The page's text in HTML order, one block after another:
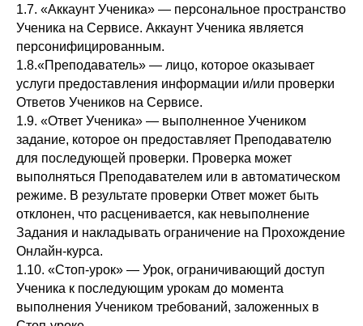
1.7. «Аккаунт Ученика» — персональное пространство
Ученика на Сервисе. Аккаунт Ученика является
персонифицированным.
1.8.«Преподаватель» — лицо, которое оказывает
услуги предоставления информации и/или проверки
Ответов Учеников на Сервисе.
1.9. «Ответ Ученика» — выполненное Учеником
задание, которое он предоставляет Преподавателю
для последующей проверки. Проверка может
выполняться Преподавателем или в автоматическом
режиме. В результате проверки Ответ может быть
отклонен, что расценивается, как невыполнение
Задания и накладывать ограничение на Прохождение
Онлайн-курса.
1.10. «Стоп-урок» — Урок, ограничивающий доступ
Ученика к последующим урокам до момента
выполнения Учеником требований, заложенных в